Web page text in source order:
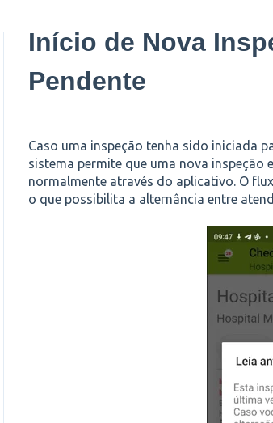
Início de Nova
Pendente
Caso uma inspeção tenha sido iniciada
sistema permite que uma nova inspeção
normalmente através do aplicativo. O
o que possibilita a alternância entre